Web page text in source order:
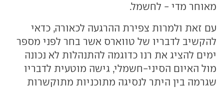
מאוחר מדי - לחשמל.
עם זאת ולמרות צפירת ההרגעה לכאורה, כדאי
להקשיב לדבריו של טווארס אשר בחר לפני מספר
ימים להציג את רנו כדוגמה להתנהלות לא נכונה
מול האיום הסיני-חשמלי, גישה מוטעית לדבריו
שגרמה בין היתר לנסיגה מתוכניות מתוקשרות